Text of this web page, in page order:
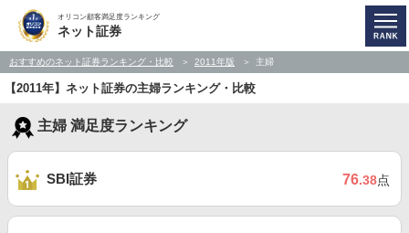
オリコン顧客満足度ランキング
ネット証券
おすすめのネット証券ランキング・比較 2011年版 主婦
【2011年】ネット証券の主婦ランキング・比較
主婦 満足度ランキング
SBI証券 76.38点